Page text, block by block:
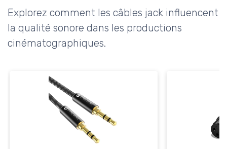
Explorez comment les câbles jack influencent
la qualité sonore dans les productions
cinématographiques.